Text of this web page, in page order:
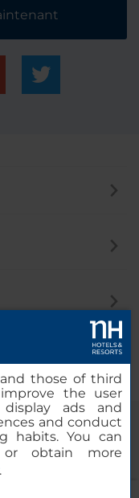
those of third
the user
display ads and
and conduct
habits. You can
obtain more
.